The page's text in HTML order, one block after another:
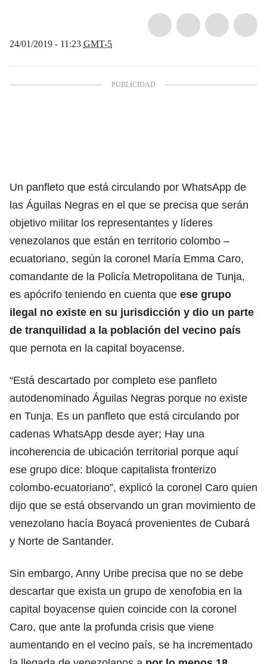
24/01/2019 - 11:23 GMT-5
Un panfleto que está circulando por WhatsApp de
las Águilas Negras en el que se precisa que serán
objetivo militar los representantes y líderes
venezolanos que están en territorio colombo –
ecuatoriano, según la coronel María Emma Caro,
comandante de la Policía Metropolitana de Tunja,
es apócrifo teniendo en cuenta que ese grupo
ilegal no existe en su jurisdicción y dio un parte
de tranquilidad a la población del vecino país
que pernota en la capital boyacense.
“Está descartado por completo ese panfleto
autodenominado Águilas Negras porque no existe
en Tunja. Es un panfleto que está circulando por
cadenas WhatsApp desde ayer; Hay una
incoherencia de ubicación territorial porque aquí
ese grupo dice: bloque capitalista fronterizo
colombo-ecuatoriano”, explicó la coronel Caro quien
dijo que se está observando un gran movimiento de
venezolano hacía Boyacá provenientes de Cubará
y Norte de Santander.
Sin embargo, Anny Uribe precisa que no se debe
descartar que exista un grupo de xenofobia en la
capital boyacense quien coincide con la coronel
Caro, que ante la profunda crisis que viene
aumentando en el vecino país, se ha incrementado